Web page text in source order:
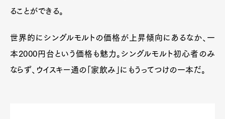
ることができる。
世界的にシングルモルトの価格が上昇傾向にあるなか、一
本2000円台という価格も魅力。シングルモルト初心者のみ
ならず、ウイスキー通の「家飲み」にもうってつけの一本だ。